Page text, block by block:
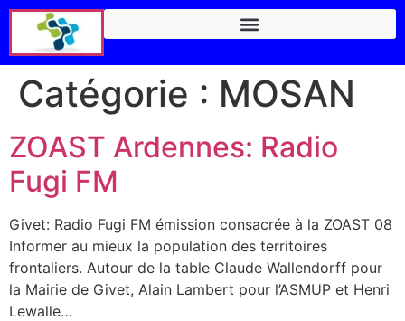
Catégorie : MOSAN
ZOAST Ardennes: Radio
Fugi FM
Givet: Radio Fugi FM émission consacrée à la ZOAST 08
Informer au mieux la population des territoires
frontaliers. Autour de la table Claude Wallendorff pour
la Mairie de Givet, Alain Lambert pour l’ASMUP et Henri
Lewalle…